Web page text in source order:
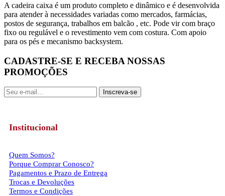
A cadeira caixa é um produto completo e dinâmico e é desenvolvida
para atender à necessidades variadas como mercados, farmácias,
postos de segurança, trabalhos em balcão , etc. Pode vir com braço
fixo ou regulável e o revestimento vem com costura. Com apoio
para os pés e mecanismo backsystem.
CADASTRE-SE E RECEBA NOSSAS
PROMOÇÕES
Inscreva-se
Institucional
Quem Somos?
Porque Comprar Conosco?
Pagamentos e Prazo de Entrega
Trocas e Devoluções
Termos e Condições